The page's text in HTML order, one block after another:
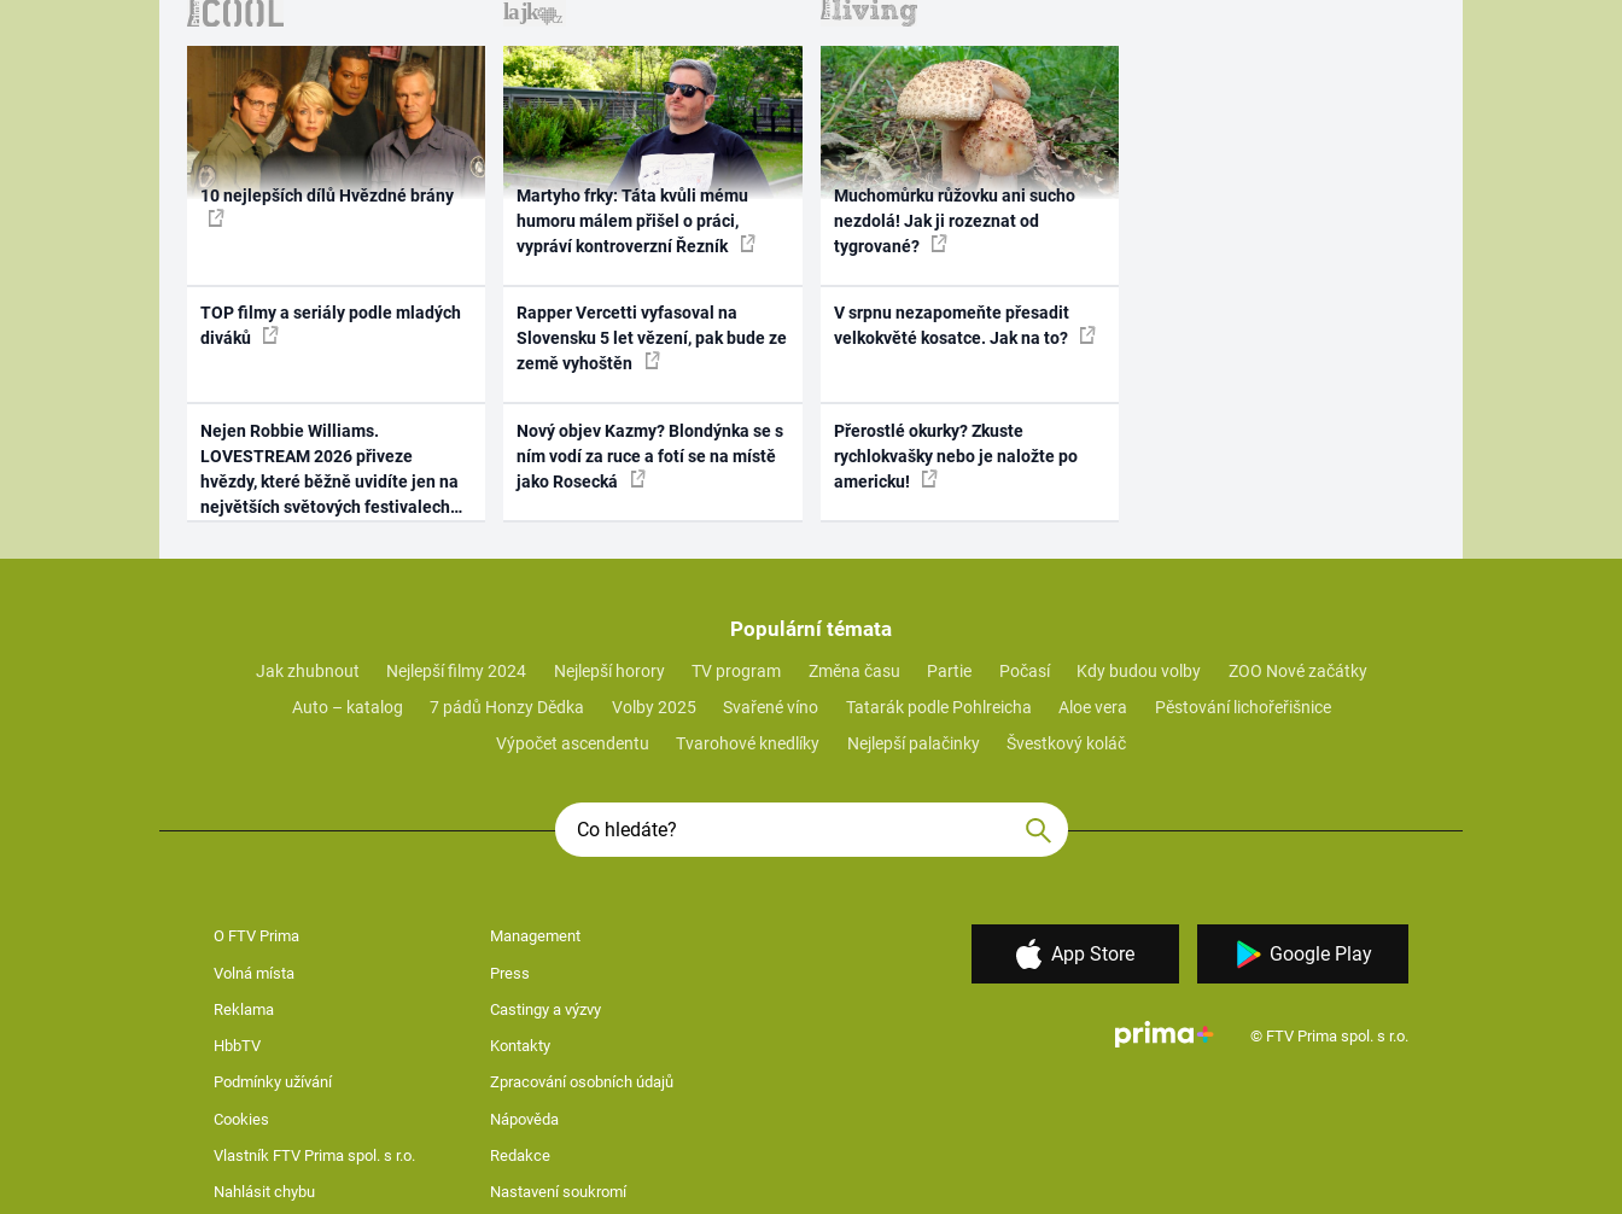
10 nejlepších dílů Hvězdné brány
TOP filmy a seriály podle mladých
diváků
Nejen Robbie Williams.
LOVESTREAM 2026 přiveze
hvězdy, které běžně uvidíte jen na
největších světových festivalech
Martyho frky: Táta kvůli mému
humoru málem přišel o práci,
vypráví kontroverzní Řezník
Rapper Vercetti vyfasoval na
Slovensku 5 let vězení, pak bude ze
země vyhoštěn
Nový objev Kazmy? Blondýnka se s
ním vodí za ruce a fotí se na místě
jako Rosecká
Muchomůrku růžovku ani sucho
nezdolá! Jak ji rozeznat od
tygrované?
V srpnu nezapomeňte přesadit
velkokvěté kosatce. Jak na to?
Přerostlé okurky? Zkuste
rychlokvašky nebo je naložte po
americku!
Populární témata
Jak zhubnout Nejlepší filmy 2024 Nejlepší horory TV program Změna času Partie Počasí Kdy budou volby
ZOO Nové začátky
Auto – katalog
7 pádů Honzy Dědka Volby 2025 Svařené víno Tatarák podle Pohlreicha Aloe vera
Pěstování lichořeřišnice
Výpočet ascendentu
Tvarohové knedlíky Nejlepší palačinky Švestkový koláč
O FTV Prima Management
Volná místa Press
Reklama Castingy a výzvy
HbbTV Kontakty
Podmínky užívání Zpracování osobních údajů
Cookies Nápověda
Vlastník FTV Prima spol. s r.o. Redakce
Nahlásit chybu Nastavení soukromí
App Store Google Play
© FTV Prima spol. s r.o.